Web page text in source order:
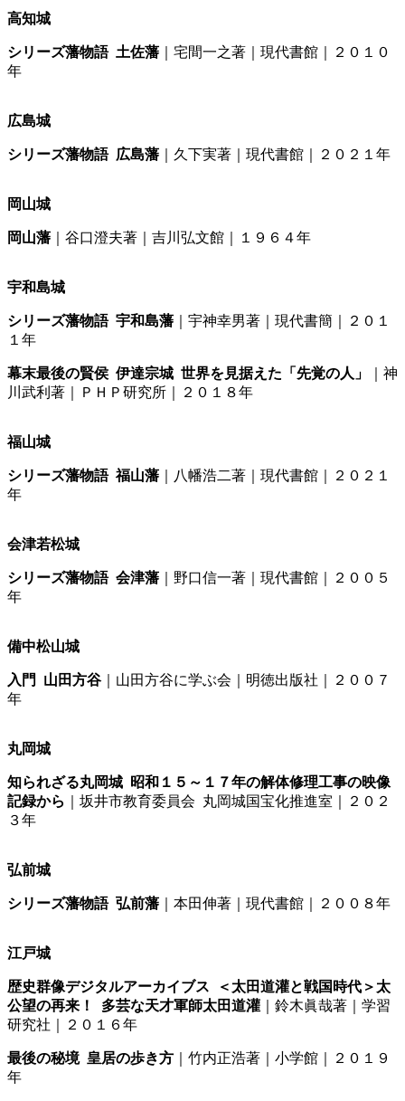
高知城
シリーズ藩物語 土佐藩 ｜宅間一之著｜現代書館｜２０１０
年
広島城
シリーズ藩物語 広島藩 ｜久下実著｜現代書館｜２０２１年
岡山城
岡山藩 ｜谷口澄夫著｜吉川弘文館｜１９６４年
宇和島城
シリーズ藩物語 宇和島藩 ｜宇神幸男著｜現代書簡｜２０１
１年
幕末最後の賢侯 伊達宗城 世界を見据えた「先覚の人」
｜神
川武利著｜ＰＨＰ研究所｜２０１８年
福山城
シリーズ藩物語 福山藩 ｜八幡浩二著｜現代書館｜２０２１
年
会津若松城
シリーズ藩物語 会津藩 ｜野口信一著｜現代書館｜２００５
年
備中松山城
入門 山田方谷 ｜山田方谷に学ぶ会｜明徳出版社｜２００７
年
丸岡城
知られざる丸岡城 昭和１５～１７年の解体修理工事の映像
記録から
｜坂井市教育委員会 丸岡城国宝化推進室｜２０２
３年
弘前城
シリーズ藩物語 弘前藩 ｜本田伸著｜現代書館｜２００８年
江戸城
歴史群像デジタルアーカイブス ＜太田道灌と戦国時代＞太
公望の再来！ 多芸な天才軍師太田道灌 ｜鈴木眞哉著｜学習
研究社｜２０１６年
最後の秘境 皇居の歩き方 ｜竹内正浩著｜小学館｜２０１９
年